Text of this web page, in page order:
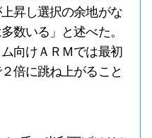
昇し選択の余地がな
数いる」と述べた。
向けＡＲＭでは最初
倍に跳ね上がること